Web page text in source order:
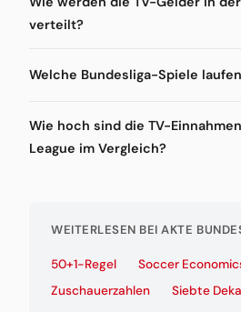
verteilt?
Welche Bundesliga-Spiele
Wie hoch sind die TV-
League im Vergleich?
WEITERLESEN BEI AKTE
50+1-Regel
Soccer
Zuschauerzahlen
Siebte